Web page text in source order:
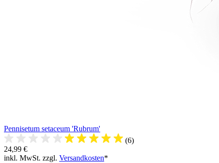
Pennisetum setaceum 'Rubrum'
(6)
24,99 €
inkl. MwSt. zzgl. Versandkosten*